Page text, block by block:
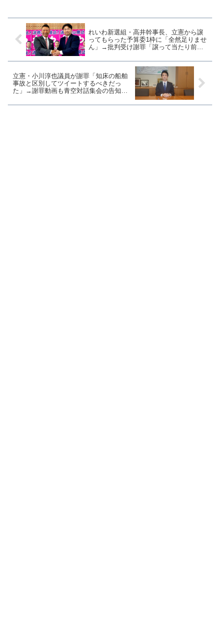
れいわ新選組・高井幹事長、立憲から譲
ってもらった予算委1枠に「全然足りませ
ん」→批判受け謝罪「譲って当たり前の
立憲・小川淳也議員が謝罪「知床の船舶
事故と区別してツイートするべきだっ
た」→謝罪動画も青空対話集会の告知と